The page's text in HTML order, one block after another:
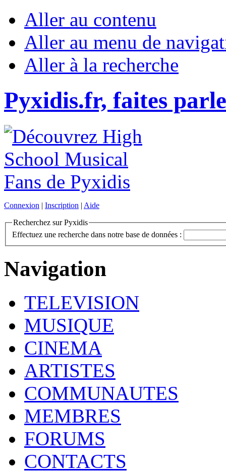
Aller au contenu
Aller au menu de
Aller à la recherche
Pyxidis.fr, faites
Connexion | Inscription | Aide
Recherchez sur Pyxidis
Effectuez une recherche dans notre base de données :
Navigation
TELEVISION
MUSIQUE
CINEMA
ARTISTES
COMMUNAUTES
MEMBRES
FORUMS
CONTACTS